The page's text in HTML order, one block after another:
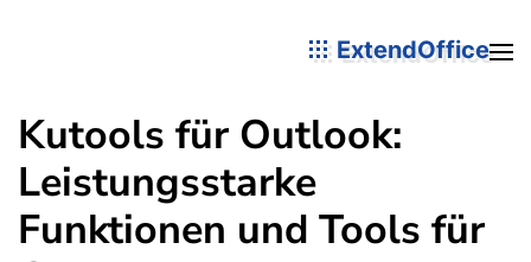
ExtendOffice
Kutools für Outlook:
Leistungsstarke
Funktionen und Tools für